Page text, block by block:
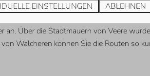
zu Schottland, denn sie war einst der
Zeit finden Sie im Museum De Schotse
Über die Stadtmauern von Veere
Walcheren können Sie die Routen so
EINSTELLUNGEN ABLEHNEN